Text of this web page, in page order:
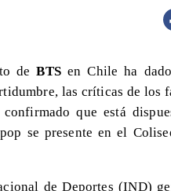
deBTSen Chile ha
las críticas de los
que está
se presente en el
de Deportes (IND)